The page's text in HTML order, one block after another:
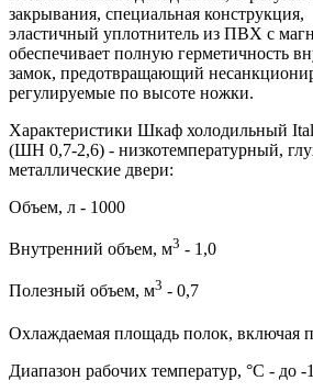
закрывания, специальная конструкция,
эластичный уплотнитель из ПВХ с
обеспечивает полную герметичность
замок, предотвращающий
регулируемые по высоте ножки.
Характеристики Шкаф холодильный
(ШН 0,7-2,6) - низкотемпературный,
металлические двери:
Объем, л - 1000
Внутренний объем, м3 - 1,0
Полезный объем, м3 - 0,7
Охлаждаемая площадь полок, включая
Диапазон рабочих температур, °C - до -